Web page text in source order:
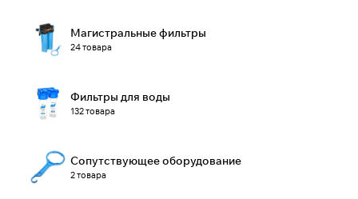
Магистральные фильтры
24 товара
Фильтры для воды
132 товара
Сопутствующее оборудование
2 товара